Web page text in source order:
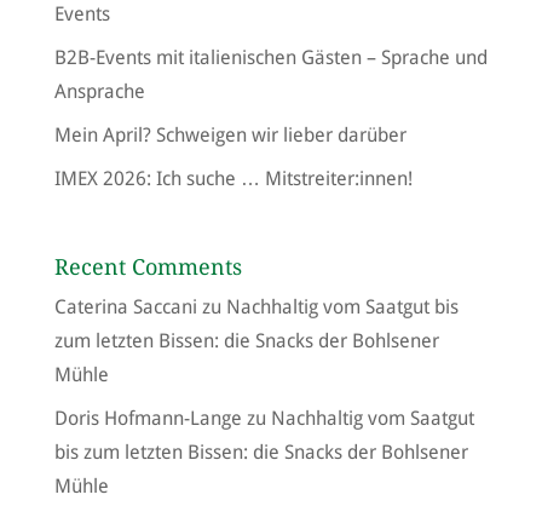
Events
B2B-Events mit italienischen Gästen – Sprache und
Ansprache
Mein April? Schweigen wir lieber darüber
IMEX 2026: Ich suche … Mitstreiter:innen!
Recent Comments
Caterina Saccani zu Nachhaltig vom Saatgut bis
zum letzten Bissen: die Snacks der Bohlsener
Mühle
Doris Hofmann-Lange zu Nachhaltig vom Saatgut
bis zum letzten Bissen: die Snacks der Bohlsener
Mühle